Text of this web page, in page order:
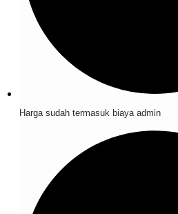
Harga sudah termasuk biaya admin